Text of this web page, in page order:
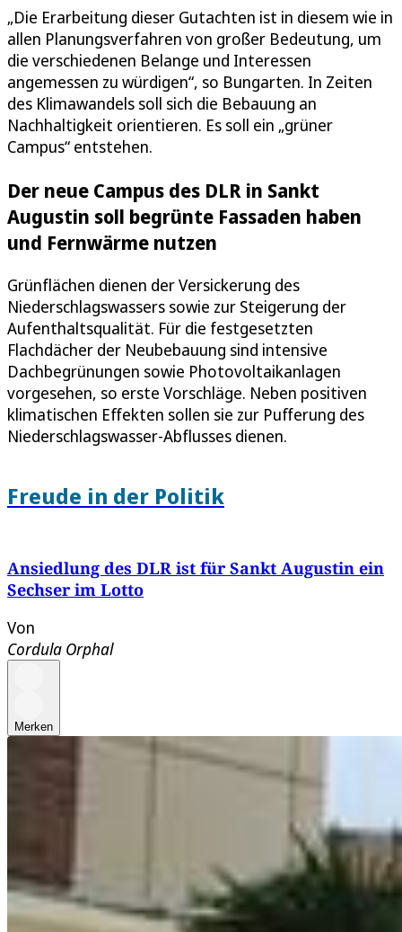
„Die Erarbeitung dieser Gutachten ist in diesem wie in
allen Planungsverfahren von großer Bedeutung, um
die verschiedenen Belange und Interessen
angemessen zu würdigen“, so Bungarten. In Zeiten
des Klimawandels soll sich die Bebauung an
Nachhaltigkeit orientieren. Es soll ein „grüner
Campus“ entstehen.
Der neue Campus des DLR in Sankt
Augustin soll begrünte Fassaden haben
und Fernwärme nutzen
Grünflächen dienen der Versickerung des
Niederschlagswassers sowie zur Steigerung der
Aufenthaltsqualität. Für die festgesetzten
Flachdächer der Neubebauung sind intensive
Dachbegrünungen sowie Photovoltaikanlagen
vorgesehen, so erste Vorschläge. Neben positiven
klimatischen Effekten sollen sie zur Pufferung des
Niederschlagswasser-Abflusses dienen.
Freude in der Politik
Ansiedlung des DLR ist für Sankt Augustin ein
Sechser im Lotto
Von
Cordula Orphal
Merken